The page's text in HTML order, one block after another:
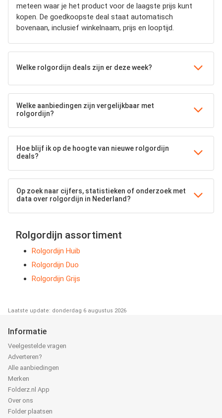
meteen waar je het product voor de laagste prijs kunt
kopen. De goedkoopste deal staat automatisch
bovenaan, inclusief winkelnaam, prijs en looptijd.
Welke rolgordijn deals zijn er deze week?
Welke aanbiedingen zijn vergelijkbaar met
rolgordijn?
Hoe blijf ik op de hoogte van nieuwe rolgordijn
deals?
Op zoek naar cijfers, statistieken of onderzoek met
data over rolgordijn in Nederland?
Rolgordijn assortiment
Rolgordijn Huib
Rolgordijn Duo
Rolgordijn Grijs
Laatste update: donderdag 6 augustus 2026
Informatie
Veelgestelde vragen
Adverteren?
Alle aanbiedingen
Merken
Folderz.nl App
Over ons
Folder plaatsen